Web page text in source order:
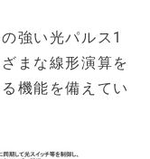
強い光パルス1
まな線形演算を
機能を備えてい